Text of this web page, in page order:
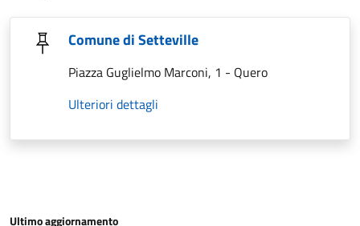
Comune di Setteville
Piazza Guglielmo Marconi, 1 - Quero
Ulteriori dettagli
Ultimo aggiornamento